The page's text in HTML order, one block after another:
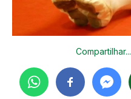
Compartilhar...